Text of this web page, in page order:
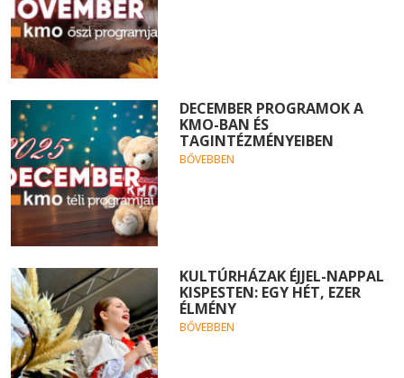
DECEMBER PROGRAMOK A
KMO-BAN ÉS
TAGINTÉZMÉNYEIBEN
BŐVEBBEN
KULTÚRHÁZAK ÉJJEL-NAPPAL
KISPESTEN: EGY HÉT, EZER
ÉLMÉNY
BŐVEBBEN